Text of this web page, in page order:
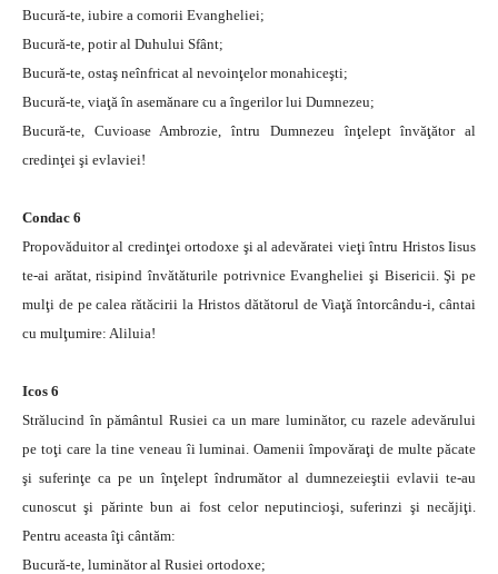
Bucură-te, iubire a comorii Evangheliei;
Bucură-te, potir al Duhului Sfânt;
Bucură-te, ostaş neînfricat al nevoinţelor monahiceşti;
Bucură-te, viaţă în asemănare cu a îngerilor lui Dumnezeu;
Bucură-te, Cuvioase Ambrozie, întru Dumnezeu înţelept învăţător al
credinţei şi evlaviei!
Condac 6
Propovăduitor al credinţei ortodoxe şi al adevăratei vieţi întru Hristos Iisus
te-ai arătat, risipind învătăturile potrivnice Evangheliei şi Bisericii. Şi pe
mulţi de pe calea rătăcirii la Hristos dătătorul de Viaţă întorcându-i, cântai
cu mulţumire: Aliluia!
Icos 6
Strălucind în pământul Rusiei ca un mare luminător, cu razele adevărului
pe toţi care la tine veneau îi luminai. Oamenii împovăraţi de multe păcate
şi suferinţe ca pe un înţelept îndrumător al dumnezeieştii evlavii te-au
cunoscut şi părinte bun ai fost celor neputincioşi, suferinzi şi necăjiţi.
Pentru aceasta îţi cântăm:
Bucură-te, luminător al Rusiei ortodoxe;